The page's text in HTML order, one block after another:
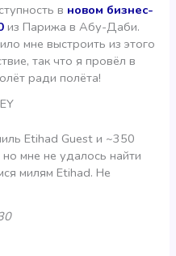
в новом бизнес-
из Парижа в Абу-Даби.
мне выстроить из этого
так что я провёл в
ради полёта!
Etihad Guest и ~350
мне не удалось найти
милям Etihad. Не